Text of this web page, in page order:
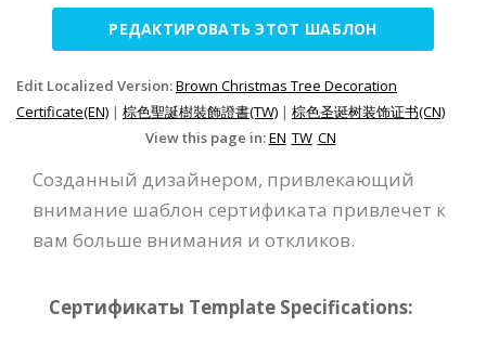
РЕДАКТИРОВАТЬ ЭТОТ ШАБЛОН
Edit Localized Version:Brown Christmas Tree Decoration
Certificate(EN) | 棕色聖誕樹裝飾證書(TW) | 棕色圣诞树装饰证书(CN)
View this page in:EN TW CN
Созданный дизайнером, привлекающий
внимание шаблон сертификата привлечет к
вам больше внимания и откликов.
Сертификаты Template Specifications: